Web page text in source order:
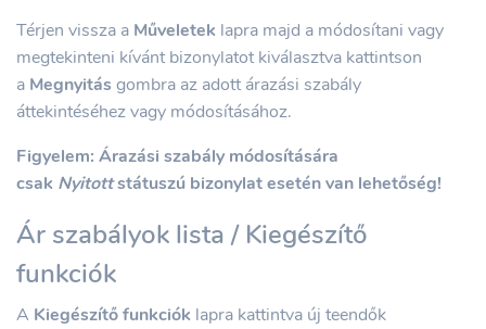
Térjen vissza a Műveletek lapra majd a módosítani vagy
megtekinteni kívánt bizonylatot kiválasztva kattintson
a Megnyitás gombra az adott árazási szabály
áttekintéséhez vagy módosításához.
Figyelem: Árazási szabály módosítására
csak Nyitottstátuszú bizonylat esetén van lehetőség!
Ár szabályok lista / Kiegészítő
funkciók
A Kiegészítő funkciók lapra kattintva új teendők